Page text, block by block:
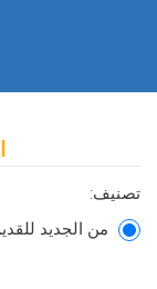
تصنيف:
من الجديد